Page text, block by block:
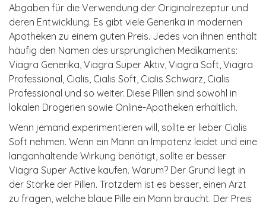
Abgaben für die Verwendung der Originalrezeptur und
deren Entwicklung. Es gibt viele Generika in modernen
Apotheken zu einem guten Preis. Jedes von ihnen enthält
häufig den Namen des ursprünglichen Medikaments:
Viagra Generika, Viagra Super Aktiv, Viagra Soft, Viagra
Professional, Cialis, Cialis Soft, Cialis Schwarz, Cialis
Professional und so weiter. Diese Pillen sind sowohl in
lokalen Drogerien sowie Online-Apotheken erhältlich.
Wenn jemand experimentieren will, sollte er lieber Cialis
Soft nehmen. Wenn ein Mann an Impotenz leidet und eine
langanhaltende Wirkung benötigt, sollte er besser
Viagra Super Active kaufen. Warum? Der Grund liegt in
der Stärke der Pillen. Trotzdem ist es besser, einen Arzt
zu fragen, welche blaue Pille ein Mann braucht. Der Preis